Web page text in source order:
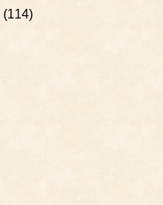
(114)